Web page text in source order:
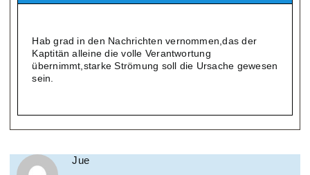
Hab grad in den Nachrichten vernommen,das der
Kaptitän alleine die volle Verantwortung
übernimmt,starke Strömung soll die Ursache gewesen
sein.
Jue